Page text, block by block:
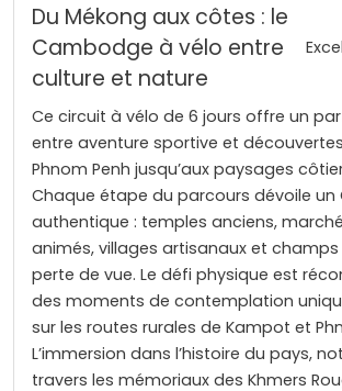
Du Mékong aux côtes : le
Cambodge à vélo entre
culture et nature
Ce circuit à vélo de 6 jours offre un
entre aventure sportive et
Phnom Penh jusqu’aux paysages
Chaque étape du parcours dévoile
authentique : temples anciens,
animés, villages artisanaux et
perte de vue. Le défi physique est
des moments de contemplation
sur les routes rurales de Kampot et
L’immersion dans l’histoire du pays,
travers les mémoriaux des Khmers